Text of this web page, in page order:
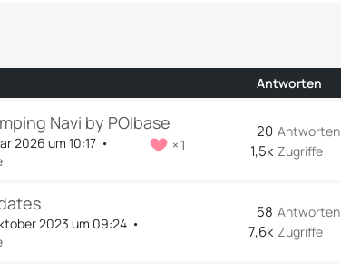
Antworten
Navi by POIbase
1
2026 um 10:17
Antworten
20
Zugriffe
1,5k
2023 um 09:24
Antworten
58
Zugriffe
7,6k